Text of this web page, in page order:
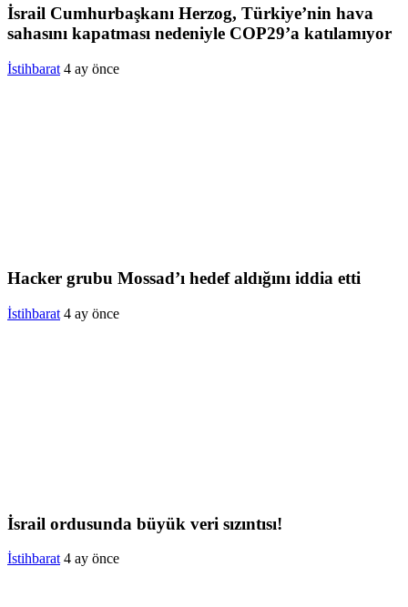
İsrail Cumhurbaşkanı Herzog, Türkiye’nin hava
sahasını kapatması nedeniyle COP29’a katılamıyor
İstihbarat 4 ay önce
Hacker grubu Mossad’ı hedef aldığını iddia etti
İstihbarat 4 ay önce
İsrail ordusunda büyük veri sızıntısı!
İstihbarat 4 ay önce